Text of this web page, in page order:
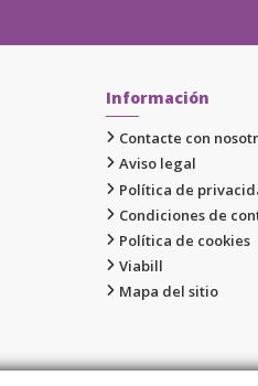
Información
Contacte con
Aviso legal
Política de
Condiciones de
Política de cookies
Viabill
Mapa del sitio